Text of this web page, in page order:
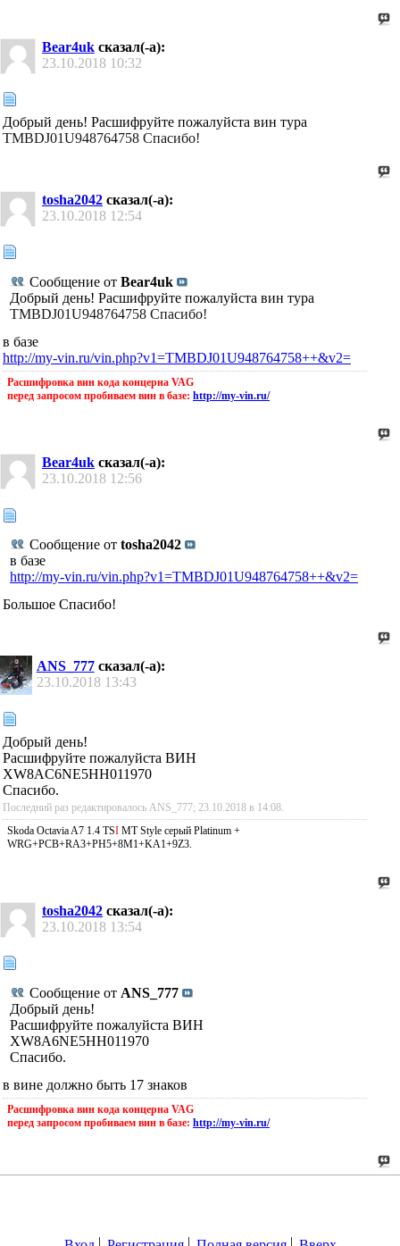
Bear4uk сказал(-а):
23.10.2018 10:32
Добрый день! Расшифруйте пожалуйста вин тура
TMBDJ01U948764758 Спасибо!
tosha2042 сказал(-а):
23.10.2018 12:54
Сообщение от Bear4uk
Добрый день! Расшифруйте пожалуйста вин тура
TMBDJ01U948764758 Спасибо!
в базе
http://my-vin.ru/vin.php?v1=TMBDJ01U948764758++&v2=
Расшифровка вин кода концерна VAG
перед запросом пробиваем вин в базе: http://my-vin.ru/
Bear4uk сказал(-а):
23.10.2018 12:56
Сообщение от tosha2042
в базе
http://my-vin.ru/vin.php?v1=TMBDJ01U948764758++&v2=
Большое Спасибо!
ANS_777сказал(-а):
23.10.2018 13:43
Добрый день!
Расшифруйте пожалуйста ВИН
XW8AC6NE5HH011970
Спасибо.
Последний раз редактировалось ANS_777; 23.10.2018 в 14:08.
Skoda Octavia A7 1.4 TSI MT Style серый Platinum +
WRG+PCB+RA3+PH5+8M1+KA1+9Z3.
tosha2042 сказал(-а):
23.10.2018 13:54
Сообщение от ANS_777
Добрый день!
Расшифруйте пожалуйста ВИН
XW8A6NE5HH011970
Спасибо.
в вине должно быть 17 знаков
Расшифровка вин кода концерна VAG
перед запросом пробиваем вин в базе: http://my-vin.ru/